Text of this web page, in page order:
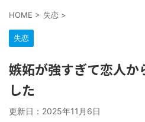
HOME > 失恋 >
失恋
嫉妬が強すぎて恋人か
した
更新日： 2025年11月6日